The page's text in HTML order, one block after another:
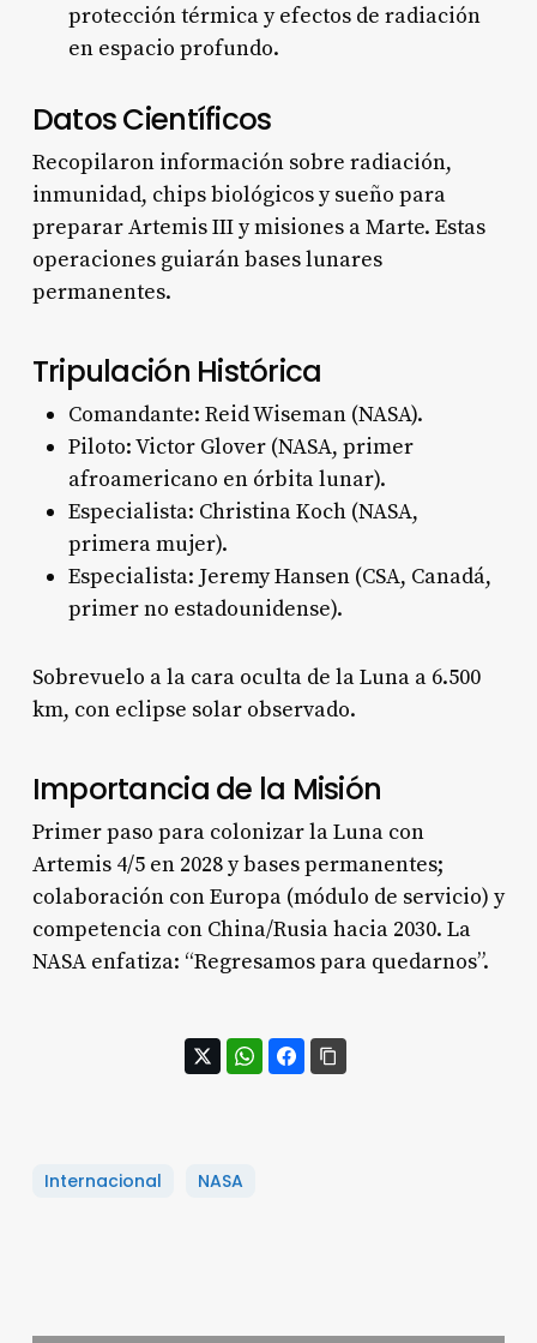
protección térmica y efectos de radiación
en espacio profundo.
Datos Científicos
Recopilaron información sobre radiación,
inmunidad, chips biológicos y sueño para
preparar Artemis III y misiones a Marte. Estas
operaciones guiarán bases lunares
permanentes.
Tripulación Histórica
Comandante: Reid Wiseman (NASA).
Piloto: Victor Glover (NASA, primer
afroamericano en órbita lunar).
Especialista: Christina Koch (NASA,
primera mujer).
Especialista: Jeremy Hansen (CSA, Canadá,
primer no estadounidense).
Sobrevuelo a la cara oculta de la Luna a 6.500
km, con eclipse solar observado.
Importancia de la Misión
Primer paso para colonizar la Luna con
Artemis 4/5 en 2028 y bases permanentes;
colaboración con Europa (módulo de servicio) y
competencia con China/Rusia hacia 2030. La
NASA enfatiza: “Regresamos para quedarnos”.
Internacional NASA